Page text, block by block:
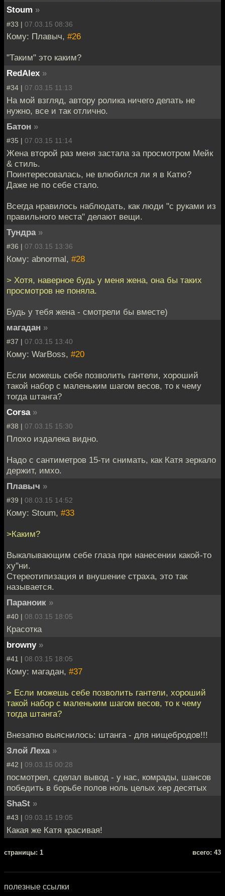
Stoum »
#33 | 07.03.15 08:36
Кому: Плавыч, #26
"Таким" это каким?
RedAlex »
#34 | 07.03.15 11:13
На мой взгляд, автору ролика ничего делать не
нужно, все и так отлично.
Батон »
#35 | 07.03.15 11:14
Жена второй раз меня застала за просмотром Мейк
& стиль.
Поинтересовалась, не влюбился ли я в Катю?
Даже не по себе стало.
Всегда нравилось наблюдать, как люди "с руками из
правильного места" делают вещи.
Тундра »
#36 | 07.03.15 13:36
Кому: abnormal, #28
> Хотя, наверное будь у меня жена, она бы таких
просмотров не поняла.
Будь у тебя жена - смотрели бы вместе)
магадан »
#37 | 07.03.15 13:40
Кому: WarBoss, #20
Если можешь себе позволить гантели, хороший
такой набор с маленьким шагом весов, то к чему
тогда штанга?
Corsa »
#38 | 07.03.15 15:30
Плохо издалека видно.
Надо с сантиметров 15-ти снимать, как Катя зеркало
держит, имхо.
Плавыч »
#39 | 08.03.15 14:52
Кому: Stoum, #33
>Каким?
Выкалывающим себе глаза при нанесении какой-то
ху''ни.
Стереотипизация и внушение страха, это так
называется.
Параноик »
#40 | 08.03.15 18:05
Красотка
browny »
#41 | 08.03.15 18:05
Кому: магадан, #37
> Если можешь себе позволить гантели, хороший
такой набор с маленьким шагом весов, то к чему
тогда штанга?
Внезапно выяснилось: штанга - для нищебродов!!!
Злой Леха »
#42 | 09.03.15 00:28
посмотрел, сделал вывод - у нас, комрады, шансов
победить в борьбе полов ноль целых хер десятых
ShaSt »
#43 | 09.03.15 19:05
Какая же Катя красивая!
cтраницы: 1 всего: 43
полезные ссылки